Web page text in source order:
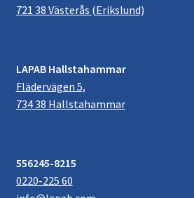
721 38 Västerås (Erikslund)
LAPAB Hallstahammar
Flädervägen 5,
734 38 Hallstahammar
556245-8215
0220-225 60